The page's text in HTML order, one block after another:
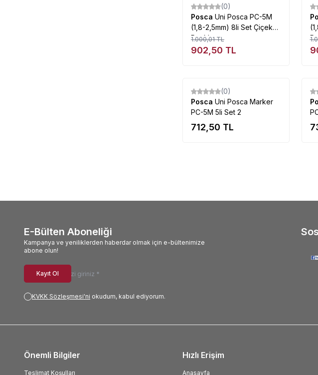
%10
(0)
Posca Uni Posca PC-5M
(1,8-2,5mm) 8li Set Çiçek
Renkler
1.000,01TL
902,50 TL
%10
(0)
Posca Uni Posca Marker
PC-5M 5li Set 2
712,50 TL
E-Bülten Aboneliği
Kampanya ve yeniliklerden haberdar olmak için e-bültenimize
abone olun!
Kayıt Ol
KVKK Sözleşmesi'ni okudum, kabul ediyorum.
Önemli Bilgiler
Teslimat Koşulları
Hızlı Erişim
Anasayfa